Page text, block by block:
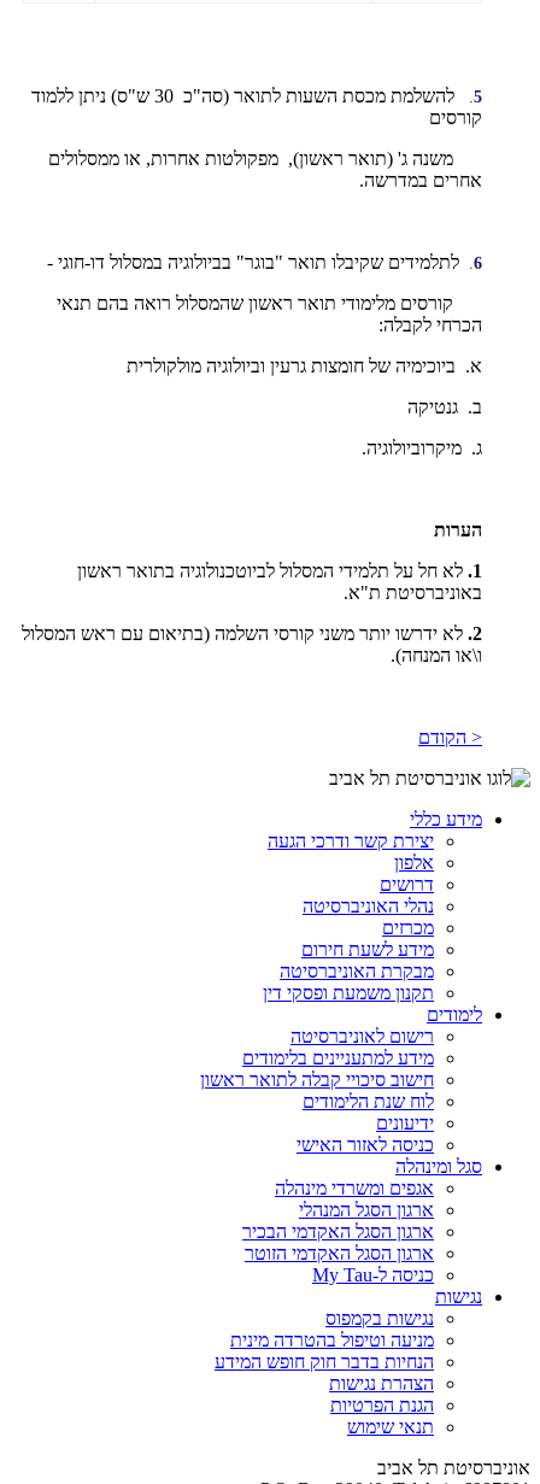
5
להשלמת מכסת השעות לתואר (סה"כ 30 ש"ס) ניתן ללמוד
קורסים
משנה ג' (תואר ראשון), מפקולטות אחרות, או ממסלולים
אחרים במדרשה.
6
לתלמידים שקיבלו תואר "בוגר" בביולוגיה במסלול דו-חוגי -
קורסים מלימודי תואר ראשון שהמסלול רואה בהם תנאי
הכרחי לקבלה:
א. ביוכימיה של חומצות גרעין וביולוגיה מולקולרית
ב. גנטיקה
ג. מיקרוביולוגיה.
הערות
1. לא חל על תלמידי המסלול לביוטכנולוגיה בתואר ראשון
באוניברסיטת ת"א.
2. לא ידרשו יותר משני קורסי השלמה (בתיאום עם ראש המסלול
ו\או המנחה).
< הקודם
מידע כללי
יצירת קשר ודרכי הגעה
אלפון
דרושים
נהלי האוניברסיטה
מכרזים
מידע לשעת חירום
מבקרת האוניברסיטה
תקנון משמעת ופסקי דין
לימודים
רישום לאוניברסיטה
מידע למתעניינים בלימודים
חישוב סיכויי קבלה לתואר ראשון
לוח שנת הלימודים
ידיעונים
כניסה לאזור האישי
סגל ומינהלה
אגפים ומשרדי מינהלה
ארגון הסגל המנהלי
ארגון הסגל האקדמי הבכיר
ארגון הסגל האקדמי הזוטר
כניסה ל-My Tau
נגישות
נגישות בקמפוס
מניעה וטיפול בהטרדה מינית
הנחיות בדבר חוק חופש המידע
הצהרת נגישות
הגנת הפרטיות
תנאי שימוש
אוניברסיטת תל אביב